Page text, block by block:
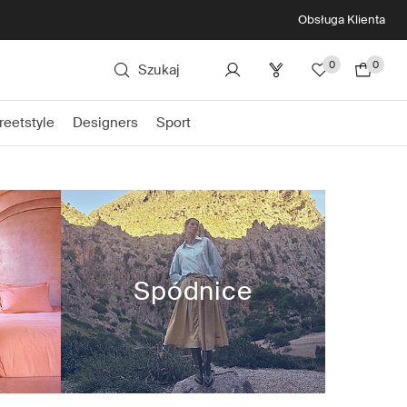
Obsługa Klienta
Szukaj 0 0
Designers Sport
Spódnice